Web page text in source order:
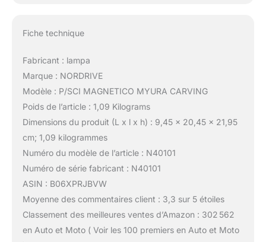
Fiche technique
Fabricant : lampa
Marque : NORDRIVE
Modèle : P/SCI MAGNETICO MYURA CARVING
Poids de l’article : 1,09 Kilograms
Dimensions du produit (L x l x h) : 9,45 x 20,45 x 21,95
cm; 1,09 kilogrammes
Numéro du modèle de l’article : N40101
Numéro de série fabricant : N40101
ASIN : B06XPRJBVW
Moyenne des commentaires client : 3,3 sur 5 étoiles
Classement des meilleures ventes d’Amazon : 302 562
en Auto et Moto ( Voir les 100 premiers en Auto et Moto